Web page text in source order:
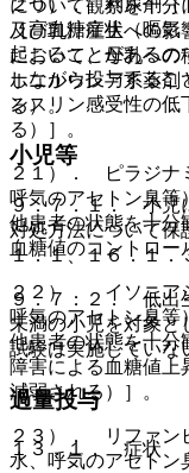
について観察を十分
及び乳汁産生への
において、母乳への
ホニルウレア系薬剤
る）。
小児等
９．７．１． 小児
対処方法について保
１．１、１６．１．
９．７．２． 低出
未満の小児を対象と
試験は実施していな
過量投与
１３．１． 症状
［高血糖症状（嘔
起こることがあるの
しながら投与するこ
ンスリン感受性の
る）］。
２１）． ピラジナ
呼気のアセトン臭等
他患者の状態を十分
血糖値のコントロー
２２）． イソニア
呼気のアセトン臭等
他患者の状態を十分
障害による血糖値上
減弱される）］。
２３）． リファン
水、呼気のアセトン